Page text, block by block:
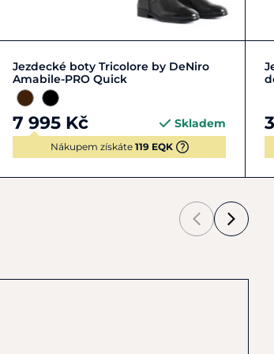
34 35 36 37 + 9
Jezdecké boty Tricolore by DeNiro
Amabile-PRO Quick
7 995 Kč Skladem
Nákupem získáte 119 EQK